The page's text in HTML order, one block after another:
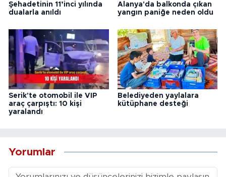
Şehadetinin 11’inci yılında
dualarla anıldı
Alanya'da balkonda çıkan
yangın paniğe neden oldu
Serik'te otomobil ile VIP
araç çarpıştı: 10 kişi
yaralandı
Belediyeden yaylalara
kütüphane desteği
Yorumlar